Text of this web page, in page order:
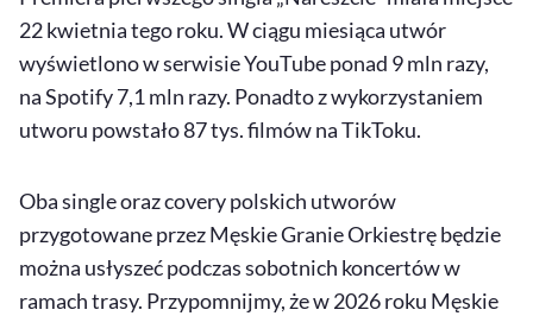
22 kwietnia tego roku. W ciągu miesiąca utwór
wyświetlono w serwisieYouTubeponad 9 mln razy,
naSpotify7,1 mln razy. Ponadto z wykorzystaniem
utworu powstało 87 tys. filmów na TikToku.
Oba single orazcoverypolskich utworów
przygotowane przez Męskie Granie Orkiestrę będzie
można usłyszeć podczas sobotnich koncertów w
ramach trasy. Przypomnijmy, że w 2026 roku Męskie